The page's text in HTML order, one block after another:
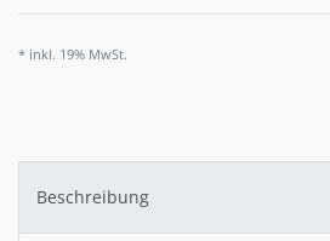
* inkl. 19% MwSt.
Beschreibung